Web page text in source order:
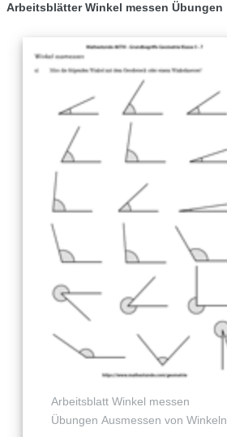
Arbeitsblätter Winkel messen Übungen
Arbeitsblatt Winkel messen
Übungen Ausmessen von Winkeln